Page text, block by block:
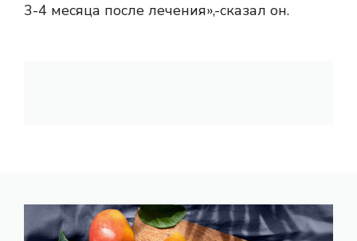
3-4 месяца после лечения»,-сказал он.